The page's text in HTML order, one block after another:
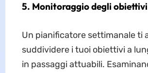
5. Monitoraggio degli obiettivi
Un pianificatore settimanale ti
suddividere i tuoi obiettivi a
in passaggi attuabili.